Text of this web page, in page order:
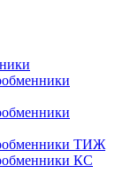
ТИЖ
КC